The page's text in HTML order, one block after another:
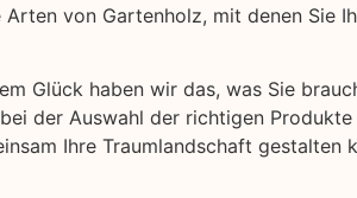
von Gartenholz, mit denen Sie
Glück haben wir das, was Sie
der Auswahl der richtigen
Ihre Traumlandschaft gestalten